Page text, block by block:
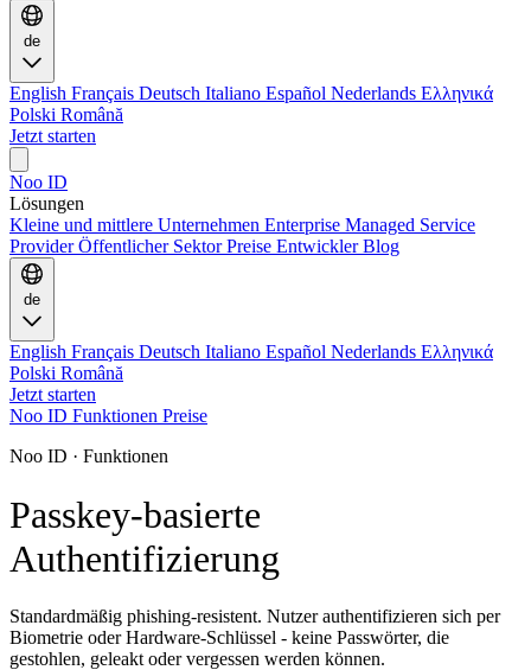
de
English Français Deutsch Italiano Español Nederlands Ελληνικά
Polski Română
Jetzt starten
Noo ID
Lösungen
Kleine und mittlere Unternehmen Enterprise Managed Service
ProviderÖffentlicher SektorPreise EntwicklerBlog
de
English Français Deutsch Italiano Español Nederlands Ελληνικά
Polski Română
Jetzt starten
Noo ID Funktionen Preise
Noo ID · Funktionen
Passkey-basierte
Authentifizierung
Standardmäßig phishing-resistent. Nutzer authentifizieren sich per
Biometrie oder Hardware-Schlüssel - keine Passwörter, die
gestohlen, geleakt oder vergessen werden können.